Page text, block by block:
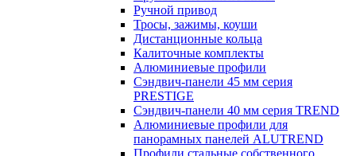
Ручной привод
Тросы, зажимы, коуши
Дистанционные кольца
Калиточные комплекты
Алюминиевые профили
Сэндвич-панели 45 мм серия
PRESTIGE
Сэндвич-панели 40 мм серия TREND
Алюминиевые профили для
панорамных панелей ALUTREND
Профили стальные собственного